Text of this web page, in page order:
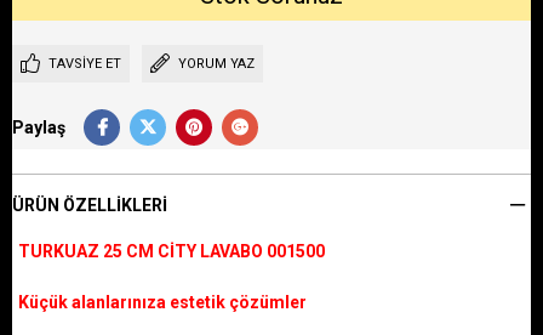
TAVSIYE ET YORUM YAZ
Paylaş
ÜRÜN ÖZELLIKLERI
TURKUAZ 25 CM CİTY LAVABO 001500
Küçük alanlarınıza estetik çözümler